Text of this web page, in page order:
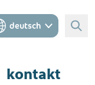
deutsch
kontakt